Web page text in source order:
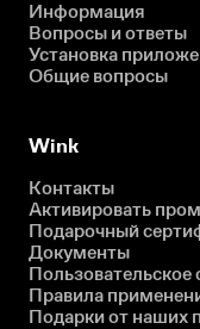
Информация
Вопросы и ответы
Установка
Общие вопросы
Wink
Контакты
Активировать
Подарочный
Документы
Пользовательское
Правила
Подарки от наших